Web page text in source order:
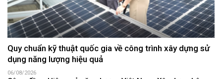
Quy chuẩn kỹ thuật quốc gia về công trình xây dựng sử
dụng năng lượng hiệu quả
06/08/2026